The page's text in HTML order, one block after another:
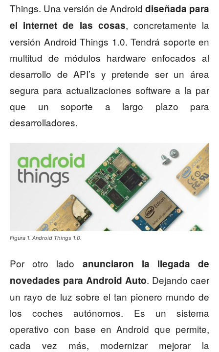
Things. Una versión de Android diseñada para
el internet de las cosas, concretamente la
versión Android Things 1.0. Tendrá soporte en
multitud de módulos hardware enfocados al
desarrollo de API’s y pretende ser un área
segura para actualizaciones software a la par
que un soporte a largo plazo para
desarrolladores.
Figura 1. Android Things 1.0.
Por otro lado anunciaron la llegada de
novedades para Android Auto. Dejando caer
un rayo de luz sobre el tan pionero mundo de
los coches autónomos. Es un sistema
operativo con base en Android que permite,
cada vez más, modernizar mejorar la